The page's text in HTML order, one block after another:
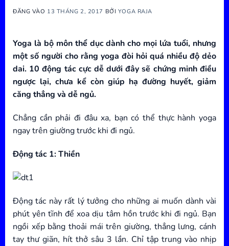
ĐĂNG VÀO 13 THÁNG 2, 2017 BỞI YOGA RAJA
Yoga là bộ môn thể dục dành cho mọi lứa tuổi, nhưng
một số người cho rằng yoga đòi hỏi quá nhiều độ dẻo
dai. 10 động tác cực dễ dưới đây sẽ chứng minh điều
ngược lại, chưa kể còn giúp hạ đường huyết, giảm
căng thẳng và dễ ngủ.
Chẳng cần phải đi đâu xa, bạn có thể thực hành yoga
ngay trên giường trước khi đi ngủ.
Động tác 1: Thiền
Động tác này rất lý tưởng cho những ai muốn dành vài
phút yên tĩnh để xoa dịu tâm hồn trước khi đi ngủ. Bạn
ngồi xếp bằng thoải mái trên giường, thẳng lưng, cánh
tay thư giãn, hít thở sâu 3 lần. Chỉ tập trung vào nhịp